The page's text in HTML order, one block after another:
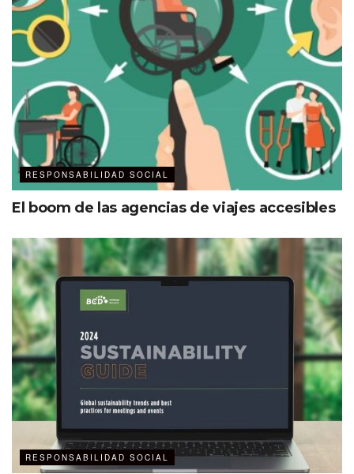
RESPONSABILIDAD SOCIAL
El boom de las agencias de viajes accesibles
RESPONSABILIDAD SOCIAL